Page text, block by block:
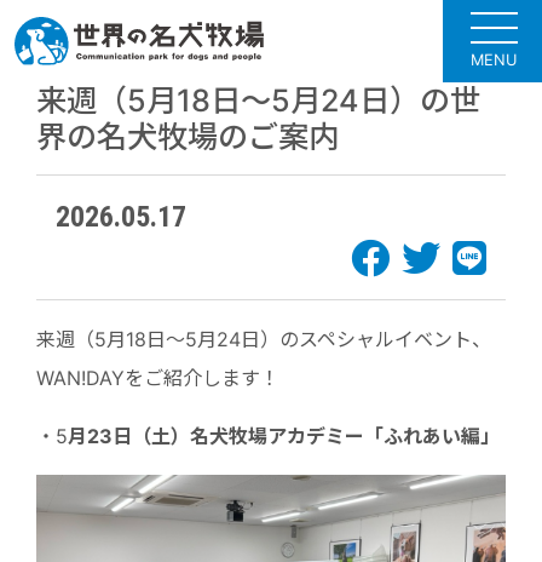
MENU
来週（5月18日～5月24日）の世
界の名犬牧場のご案内
2026.05.17
来週（5月18日～5月24日）のスペシャルイベント、
WAN!DAYをご紹介します！
・5月23日（土） 名犬牧場アカデミー「ふれあい編」